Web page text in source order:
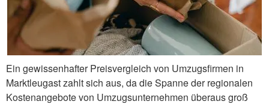
Ein gewissenhafter Preisvergleich von Umzugsfirmen in
Marktleugast zahlt sich aus, da die Spanne der regionalen
Kostenangebote von Umzugsunternehmen überaus groß